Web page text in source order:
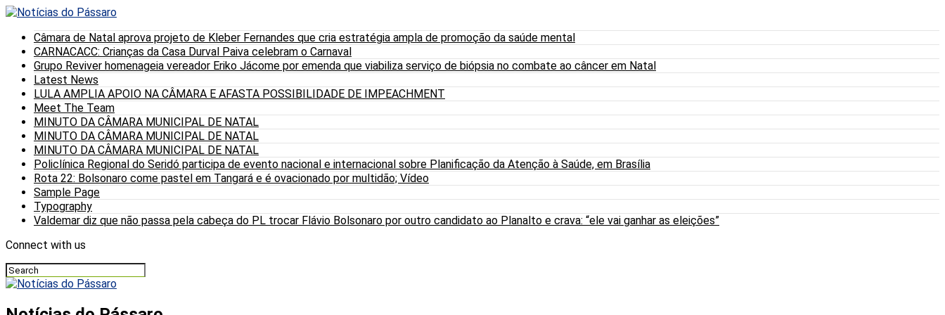
Câmara de Natal aprova projeto de Kleber Fernandes que cria estratégia ampla de promoção da saúde mental
CARNACACC: Crianças da Casa Durval Paiva celebram o Carnaval
Grupo Reviver homenageia vereador Eriko Jácome por emenda que viabiliza serviço de biópsia no combate ao câncer em Natal
Latest News
LULA AMPLIA APOIO NA CÂMARA E AFASTA POSSIBILIDADE DE IMPEACHMENT
Meet The Team
MINUTO DA CÂMARA MUNICIPAL DE NATAL
MINUTO DA CÂMARA MUNICIPAL DE NATAL
MINUTO DA CÂMARA MUNICIPAL DE NATAL
Policlínica Regional do Seridó participa de evento nacional e internacional sobre Planificação da Atenção à Saúde, em Brasília
Rota 22: Bolsonaro come pastel em Tangará e é ovacionado por multidão; Vídeo
Sample Page
Typography
Valdemar diz que não passa pela cabeça do PL trocar Flávio Bolsonaro por outro candidato ao Planalto e crava: “ele vai ganhar as eleições”
Connect with us